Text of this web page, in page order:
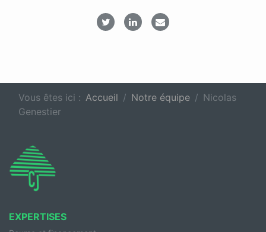
Vous êtes ici : Accueil Notre équipe
Nicolas
Genestier
EXPERTISES